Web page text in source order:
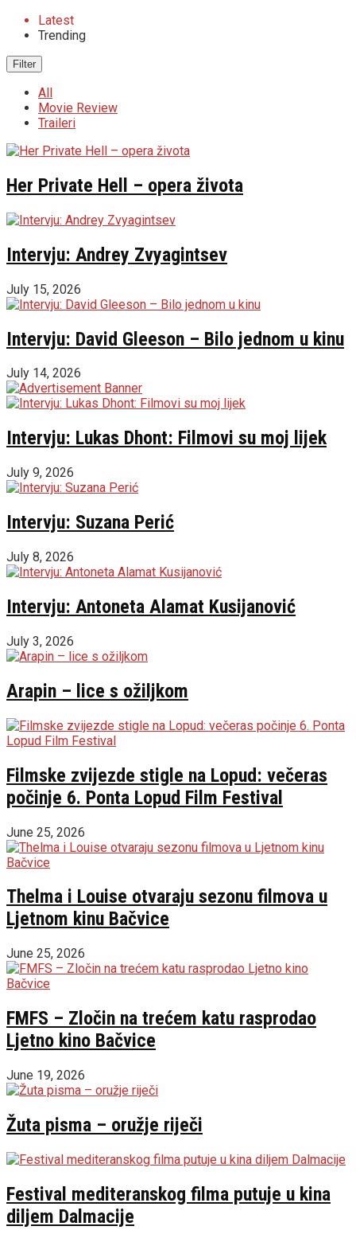
Latest
Trending
Filter
All
Movie Review
Traileri
Her Private Hell – opera života
Intervju: Andrey Zvyagintsev
July 15, 2026
Intervju: David Gleeson – Bilo jednom u kinu
July 14, 2026
Intervju: Lukas Dhont: Filmovi su moj lijek
July 9, 2026
Intervju: Suzana Perić
July 8, 2026
Intervju: Antoneta Alamat Kusijanović
July 3, 2026
Arapin – lice s ožiljkom
Filmske zvijezde stigle na Lopud: večeras
počinje 6. Ponta Lopud Film Festival
June 25, 2026
Thelma i Louise otvaraju sezonu filmova u
Ljetnom kinu Bačvice
June 25, 2026
FMFS – Zločin na trećem katu rasprodao
Ljetno kino Bačvice
June 19, 2026
Žuta pisma – oružje riječi
Festival mediteranskog filma putuje u kina
diljem Dalmacije